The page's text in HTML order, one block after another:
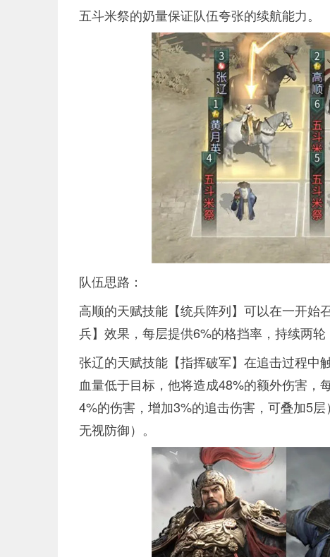
五斗米祭的奶量保证队伍夸张的续航能力。
队伍思路：
高顺的天赋技能【统兵阵列】可以在一开始
兵】效果，每层提供6%的格挡率，持续两轮
张辽的天赋技能【指挥破军】在追击过程中
血量低于目标，他将造成48%的额外伤害，
4%的伤害，增加3%的追击伤害，可叠加5
无视防御）。